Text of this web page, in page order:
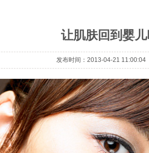
(1)免开刀光波汽化除皱
让肌肤回到婴
发布时间：2013-04-21